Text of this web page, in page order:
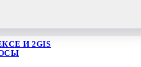
И 2GIS